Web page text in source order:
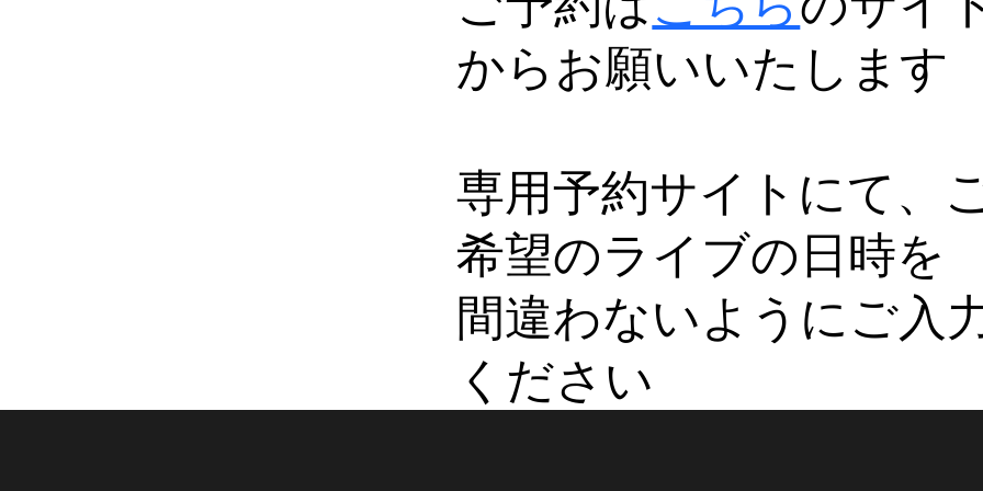
からお願いいたします
専用予約サイトにて、
希望のライブの日時を
間違わないようにご入
ください